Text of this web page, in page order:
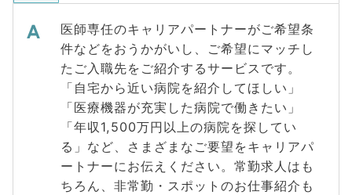
医師専任のキャリアパートナーがご希望条
件などをおうかがいし、ご希望にマッチし
たご入職先をご紹介するサービスです。
「自宅から近い病院を紹介してほしい」
「医療機器が充実した病院で働きたい」
「年収1,500万円以上の病院を探してい
る」など、さまざまなご要望をキャリアパ
ートナーにお伝えください。常勤求人はも
ちろん、非常勤・スポットのお仕事紹介も